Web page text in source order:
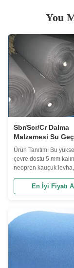
You
Sbr/Scr/Cr Dalma
Malzemesi Su
Termal İzolasyon
Kumaşları Spor
Ekipmanları
Koruyucu Ekipman
Kumaşları Sörf
Kumaşları At
Şekillendirici
Ürün Tanıtımı Bu
çevre dostu 5 mm
neopren kauçuk levha,
fazlasıyla lamine
Mükemmel esneklik,
bitmiş ürün
çeşitli uygulamalar için
kılar. Ürün Özellikleri
En İyi Fiyatı